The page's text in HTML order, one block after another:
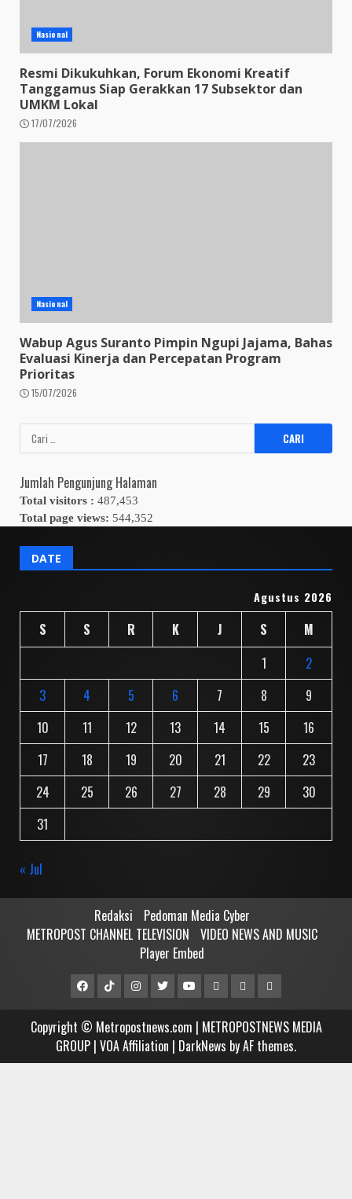
Nasional
Resmi Dikukuhkan, Forum Ekonomi Kreatif
Tanggamus Siap Gerakkan 17 Subsektor dan
UMKM Lokal
17/07/2026
Nasional
Wabup Agus Suranto Pimpin Ngupi Jajama, Bahas
Evaluasi Kinerja dan Percepatan Program
Prioritas
15/07/2026
Cari
untuk:
Jumlah Pengunjung Halaman
Total visitors : 487,453
Total page views: 544,352
DATE
Agustus 2026
S S R K J S
M
1
2
3
4 5 6 7 8
9
10
11 12 13 14 15
16
17
18 19 20 21 22
23
24
25 26 27 28 29
30
31
« Jul
Redaksi
Pedoman Media Cyber
METROPOST CHANNEL TELEVISION
VIDEO NEWS AND MUSIC
Player Embed
FacebookTiktok
Media
Group
Instagram
TwitterYoutubeMCTVVIDEO
AND
MUSIC
Player
Copyright © Metropostnews.com | METROPOSTNEWS MEDIA
GROUP | VOA Affiliation | DarkNews by AF themes.